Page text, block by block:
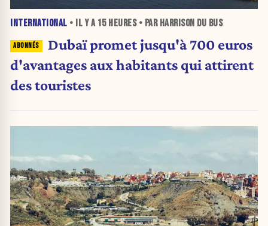
INTERNATIONAL • IL Y A 15 HEURES• PAR HARRISON DU BUS
Dubaï promet jusqu'à 700 euros
d'avantages aux habitants qui attirent
des touristes